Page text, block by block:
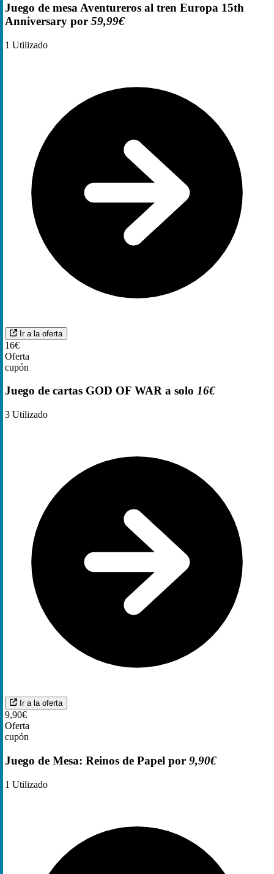
Juego de mesa Aventureros al tren Europa 15th
Anniversary por 59,99€
1 Utilizado
Ir a la oferta
16€
Oferta
cupón
Juego de cartas GOD OF WAR a solo 16€
3 Utilizado
Ir a la oferta
9,90€
Oferta
cupón
Juego de Mesa: Reinos de Papel por 9,90€
1 Utilizado